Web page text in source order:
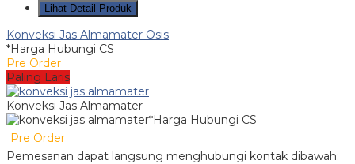
Lihat Detail Produk
Konveksi Jas Almamater Osis
*Harga Hubungi CS
Pre Order
Paling Laris
Konveksi Jas Almamater
*Harga Hubungi CS
Pre Order
Pemesanan dapat langsung menghubungi kontak dibawah: